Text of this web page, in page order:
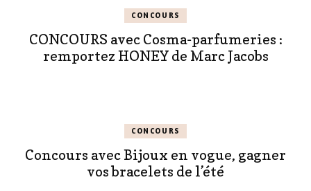
CONCOURS
CONCOURS avec Cosma-parfumeries :
remportez HONEY de Marc Jacobs
CONCOURS
Concours avec Bijoux en vogue, gagner
vos bracelets de l’été